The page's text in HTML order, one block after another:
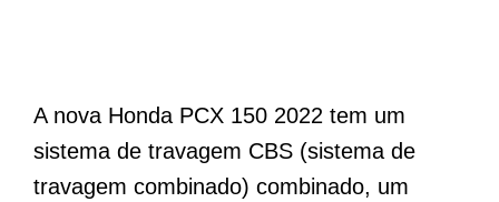
A nova Honda PCX 150 2022 tem um
sistema de travagem CBS (sistema de
travagem combinado) combinado, um